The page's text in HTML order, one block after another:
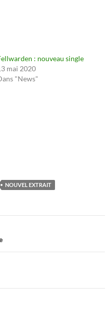
: nouveau single
mai 2020
"News"
NOUVEL EXTRAIT